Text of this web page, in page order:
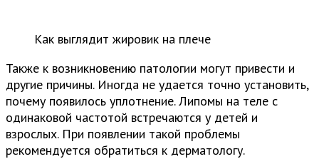
Как выглядит жировик на плече
Также к возникновению патологии могут привести и
другие причины. Иногда не удается точно установить,
почему появилось уплотнение. Липомы на теле с
одинаковой частотой встречаются у детей и
взрослых. При появлении такой проблемы
рекомендуется обратиться к дерматологу.